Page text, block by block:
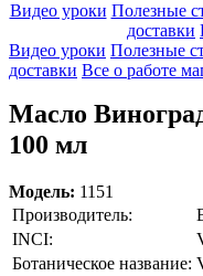
Видео уроки Полезные
доставки
Видео уроки Полезные
доставки Все о работе
Масло
100 мл
Модель: 1151
Производитель:
INCI:
Ботаническое название: